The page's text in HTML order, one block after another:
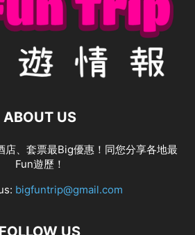
ABOUT US
店、套票最Big優惠！同您分享各地最
Fun遊歷！
bigfuntrip@gmail.com
FOLLOW US